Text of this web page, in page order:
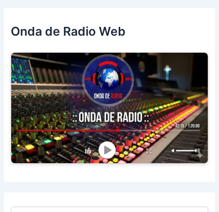
Onda de Radio Web